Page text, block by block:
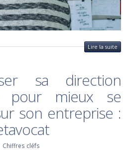
Lire la suite
sa direction
pour mieux se
son entreprise :
Chiffres cléfs